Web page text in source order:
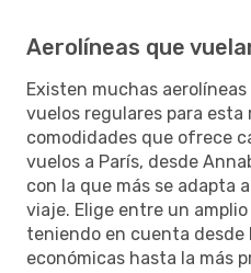
Aerolíneas que
Existen muchas
vuelos regulares para esta
comodidades que ofrece
vuelos a París, desde
con la que más se adapta
viaje. Elige entre un
teniendo en cuenta
económicas hasta la más